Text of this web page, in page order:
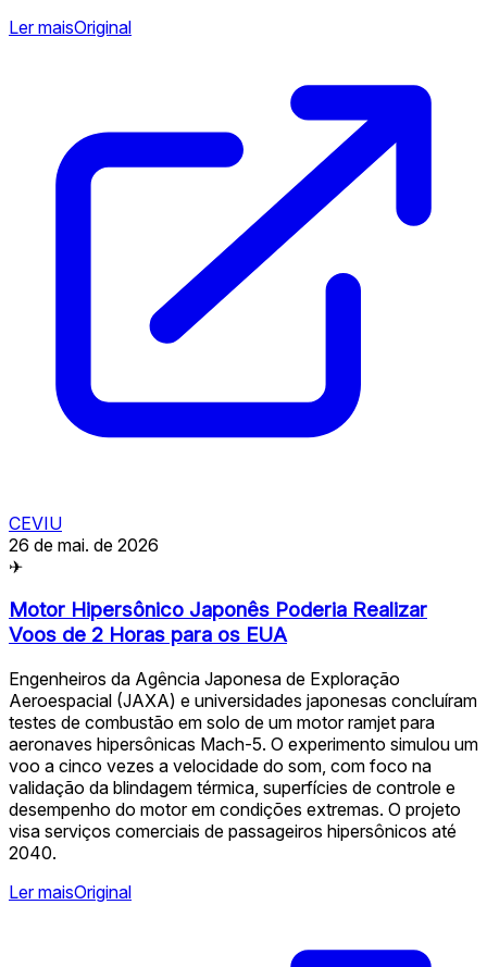
Ler maisOriginal
CEVIU
26 de mai. de 2026
✈
Motor Hipersônico Japonês Poderia Realizar
Voos de 2 Horas para os EUA
Engenheiros da Agência Japonesa de Exploração
Aeroespacial (JAXA) e universidades japonesas concluíram
testes de combustão em solo de um motor ramjet para
aeronaves hipersônicas Mach-5. O experimento simulou um
voo a cinco vezes a velocidade do som, com foco na
validação da blindagem térmica, superfícies de controle e
desempenho do motor em condições extremas. O projeto
visa serviços comerciais de passageiros hipersônicos até
2040.
Ler maisOriginal